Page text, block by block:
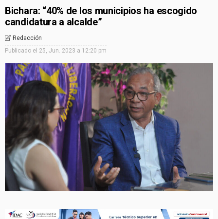
Bichara: “40% de los municipios ha escogido
candidatura a alcalde”
Redacción
Publicado el 25, Jun. 2023 a 12:20 pm